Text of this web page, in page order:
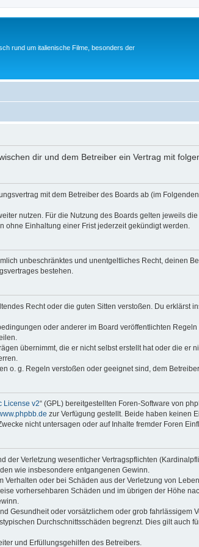
rund um italienische Filme, besonders der
dir und dem Betreiber ein Vertrag mit
mit dem Betreiber des Boards ab (im
nutzen. Für die Nutzung des Boards gelten jeweils
ohne Einhaltung einer Frist jederzeit gekündigt werden.
unbeschränktes und unentgeltliches Recht, deinen
bestehen.
Recht oder die guten Sitten verstoßen. Du erklärst
oder anderer im Board veröffentlichten
übernimmt, die er nicht selbst erstellt hat oder die er
o. g. Regeln verstoßen oder geeignet sind, dem
License v2“ (GPL) bereitgestellten Foren-Software von
zur Verfügung gestellt. Beide haben keinen
nicht untersagen oder auf Inhalte fremder Foren
der Verletzung wesentlicher Vertragspflichten
wie insbesondere entgangenen Gewinn.
oder bei Schäden aus der Verletzung von
vorhersehbaren Schäden und im übrigen der Höhe
Gesundheit oder vorsätzlichem oder grob fahrlässigem
Durchschnittsschäden begrenzt. Dies gilt auch
und Erfüllungsgehilfen des Betreibers.